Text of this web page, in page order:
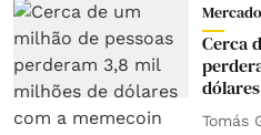
Cerca
Tomás